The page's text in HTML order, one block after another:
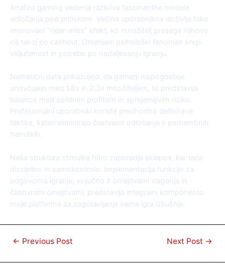
Analizo gaming vedenja razkriva fascinantne modele
odločanja pod pritiskom. Večina uporabnikov doživlja tako
imenovani “near-miss” efekt, ko množitelj presega njihovo
cilj takoj po cashout. Omenjeni psihološki fenomen krepi
vključenost in potrebo po nadaljevanju igranju.
Numerični data prikazujejo, da gamerji najpogosteje
unovčujejo med 1.8x in 2.3x množiteljem, to predstavlja
balanco med solidnim profitom in sprejemljivim riziko.
Profesionalni uporabniki koriste predhodno definirane
taktike, kateri eliminirajo čustveno odločanje v pomembnih
trenutkih.
Naša struktura stimulira hitro zaporedje sklepov, kar terja
disciplino in samokontrolo. Implementacija funkcijo za
odgovorna igranje, vključno z omejitvami vlaganja in
časovnimi omejitvami, predstavlja integralni komponento
moje platforme za zagotavljanje varne igra izkušnje.
← Previous Post Next Post →